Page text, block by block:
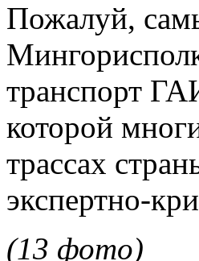
Пожалуй,
транспорт
которой
трассах
экспертно-
(13 фото)